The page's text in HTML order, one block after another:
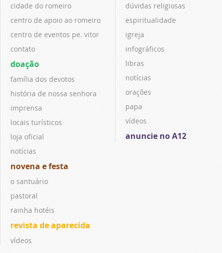
cidade do romeiro
centro de apoio ao romeiro
centro de eventos pe. vitor
contato
doação
família dos devotos
história de nossa senhora
imprensa
locais turísticos
loja oficial
notícias
novena e festa
o santuário
pastoral
rainha hotéis
revista de aparecida
vídeos
dúvidas religiosas
espiritualidade
igreja
infográficos
libras
notícias
orações
papa
vídeos
anuncie no A12